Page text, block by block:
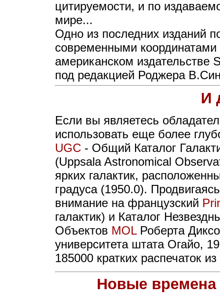
цитируемости, и по
мире...
Одно из последних изданий
современными
американском издательстве
под редакцией Роджера
И
Если вы являетесь
использовать еще более
UGC - Общий Каталог
(Uppsala Astronomical
ярких галактик,
градуса (1950.0).
внимание на французский
галактик) и Каталог
Объектов MOLРоберта
университета штата Огайо,
185000 кратких распечаток
Новые времена